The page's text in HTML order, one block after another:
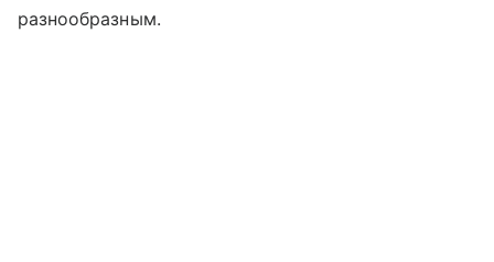
разнообразным.